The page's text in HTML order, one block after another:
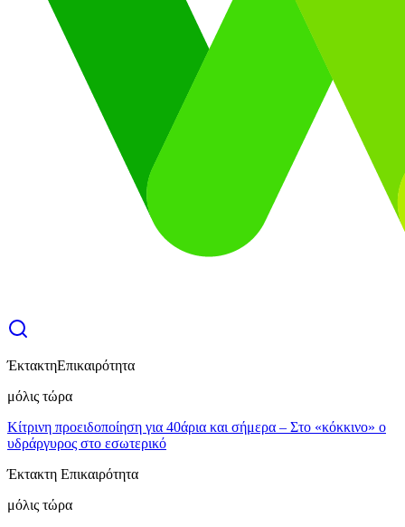
ΈκτακτηΕπικαιρότητα
μόλις τώρα
Κίτρινη προειδοποίηση για 40άρια και σήμερα – Στο «κόκκινο» ο
υδράργυρος στο εσωτερικό
Έκτακτη Επικαιρότητα
μόλις τώρα